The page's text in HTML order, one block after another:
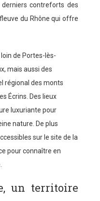
contreforts des
du Rhône qui offre
de Portes-lès-
mais aussi des
régional des monts
Écrins. Des lieux
luxuriante pour
nature. De plus
sur le site de la
pour connaître en
un territoire